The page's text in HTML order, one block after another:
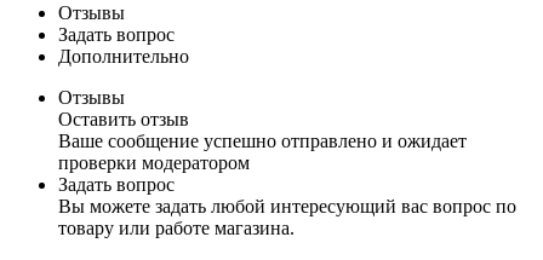
Отзывы
Задать вопрос
Дополнительно
Отзывы
Оставить отзыв
Ваше сообщение успешно отправлено и ожидает
проверки модератором
Задать вопрос
Вы можете задать любой интересующий вас вопрос по
товару или работе магазина.